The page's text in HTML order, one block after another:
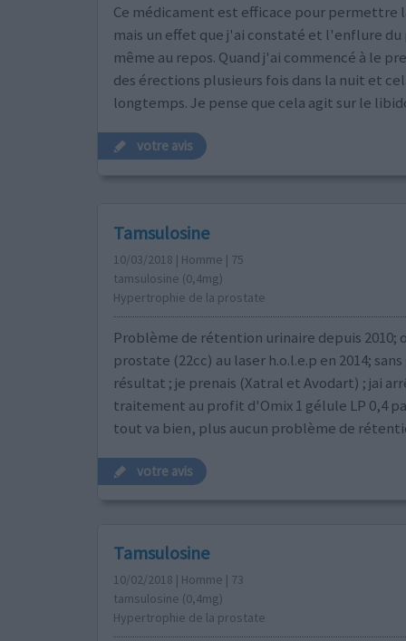
Ce médicament est efficace pour permettre
mais un effet que j'ai constaté et l'enflure du
même au repos. Quand j'ai commencé à le
des érections plusieurs fois dans la nuit et
longtemps. Je pense que cela agit sur le
votre avis
Tamsulosine
10/03/2018 | Homme | 75
tamsulosine (0,4mg)
Hypertrophie de la prostate
Problème de rétention urinaire depuis 2010;
prostate (22cc) au laser h.o.l.e.p en 2014;
résultat ; je prenais (Xatral et Avodart) ; jai
traitement au profit d'Omix 1 gélule LP 0,4
tout va bien, plus aucun problème de
votre avis
Tamsulosine
10/02/2018 | Homme | 73
tamsulosine (0,4mg)
Hypertrophie de la prostate